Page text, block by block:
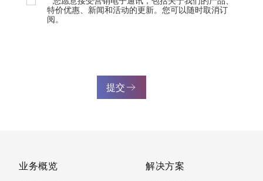
特价优惠、新闻和活动的更新。您可以随时取消订
阅。
提交
业务概览
解决方案